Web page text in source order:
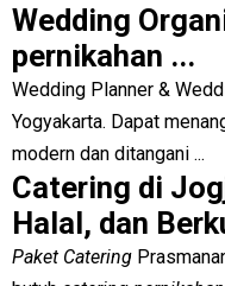
Wedding
pernikahan ...
Wedding Planner &
Yogyakarta. Dapat
modern dan ditangani ...
Catering di
Halal, dan
Paket Catering